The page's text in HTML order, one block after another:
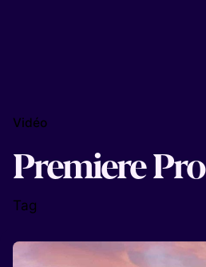
Vidéo
Premiere Pro
Tag
Posted by